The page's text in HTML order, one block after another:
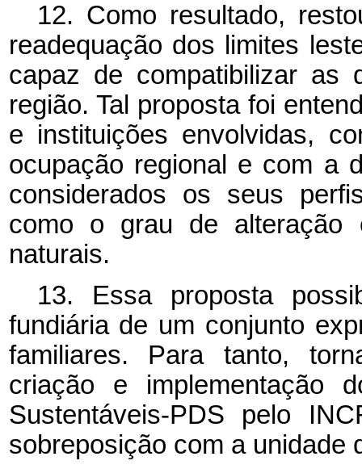
12. Como resultado,
readequação dos limites
capaz de compatibilizar as
região. Tal proposta foi
e instituições envolvidas,
ocupação regional e com a
considerados os seus
como o grau de alteração
naturais.
13. Essa proposta
fundiária de um conjunto
familiares. Para tanto,
criação e implementação
Sustentáveis-PDS pelo
sobreposição com a unidade